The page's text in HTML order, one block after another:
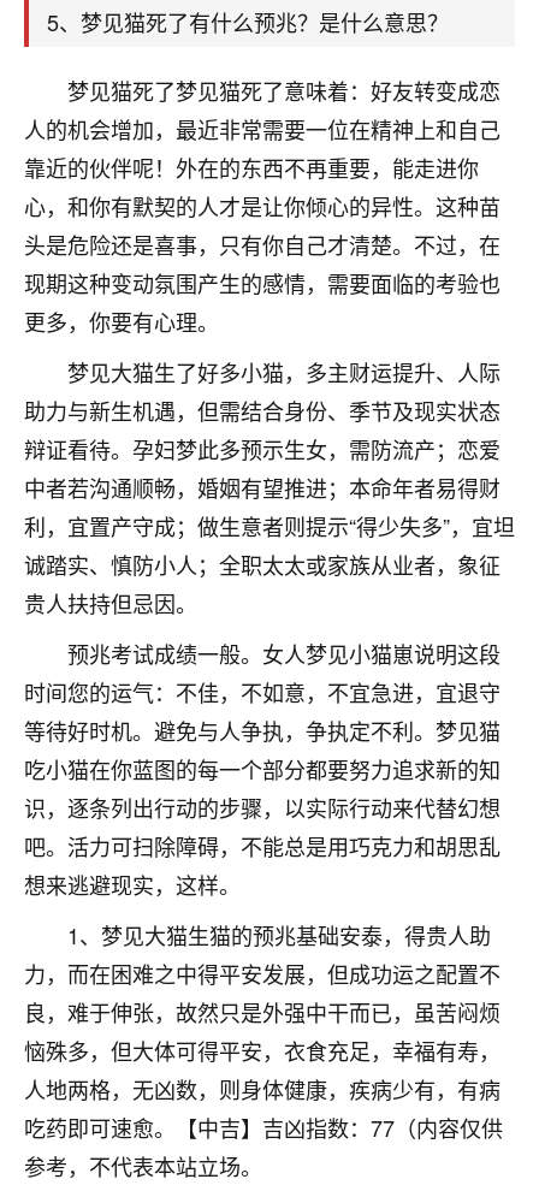
5、梦见猫死了有什么预兆？是什么意思？
梦见猫死了梦见猫死了意味着：好友转变成恋
人的机会增加，最近非常需要一位在精神上和自己
靠近的伙伴呢！外在的东西不再重要，能走进你
心，和你有默契的人才是让你倾心的异性。这种苗
头是危险还是喜事，只有你自己才清楚。不过，在
现期这种变动氛围产生的感情，需要面临的考验也
更多，你要有心理。
梦见大猫生了好多小猫，多主财运提升、人际
助力与新生机遇，但需结合身份、季节及现实状态
辩证看待。孕妇梦此多预示生女，需防流产；恋爱
中者若沟通顺畅，婚姻有望推进；本命年者易得财
利，宜置产守成；做生意者则提示“得少失多”，宜坦
诚踏实、慎防小人；全职太太或家族从业者，象征
贵人扶持但忌因。
预兆考试成绩一般。女人梦见小猫崽说明这段
时间您的运气：不佳，不如意，不宜急进，宜退守
等待好时机。避免与人争执，争执定不利。梦见猫
吃小猫在你蓝图的每一个部分都要努力追求新的知
识，逐条列出行动的步骤，以实际行动来代替幻想
吧。活力可扫除障碍，不能总是用巧克力和胡思乱
想来逃避现实，这样。
1、梦见大猫生猫的预兆基础安泰，得贵人助
力，而在困难之中得平安发展，但成功运之配置不
良，难于伸张，故然只是外强中干而已，虽苦闷烦
恼殊多，但大体可得平安，衣食充足，幸福有寿，
人地两格，无凶数，则身体健康，疾病少有，有病
吃药即可速愈。【中吉】吉凶指数：77（内容仅供
参考，不代表本站立场。
太岁还有一个发钱粮，本来年前的人事调整，拖到年
职第一个就是我，职务无所谓，主要是底薪加了
3000，非常开心，无论如何，感恩感谢！🙏🏻
鹿森：恭喜升职加薪！！，请客吗？�
12小时前 来自北京 32
心心相印
我身体不太好，总是病病殃殃的，去检查又没什么大
题，后来无意中看到有人推荐慧来老师，跟老师聊过
之后，心情豁然开朗，也听老师建议，处理了一些因
果问题。今年以来，身体比以前好多，主要是心情好
了，老师说境随心转，现在深有体会了。
鹿森：是的，其实跟老师聊过之后，最大的感
触，首先就是心态会变好，万般皆是命，半点
不由人！
1天前 来自四川
金白水清
我也想找老师看看，有没有人给个联系方式的啊？
鹿森：慧来老师微信：gjsy0624
1天前 来自江西 12
青春168
2天前 来自山西 15
Jessica李
老师做不做超度法事？我想给我奶奶做超度，她今年
刚去世了。
七零老顽童：我母亲前年离世，刚开始我经常
做梦梦见她，后来也是朋友介绍，找到慧来老
师，安排了超度法事，做梦再也没有梦到过